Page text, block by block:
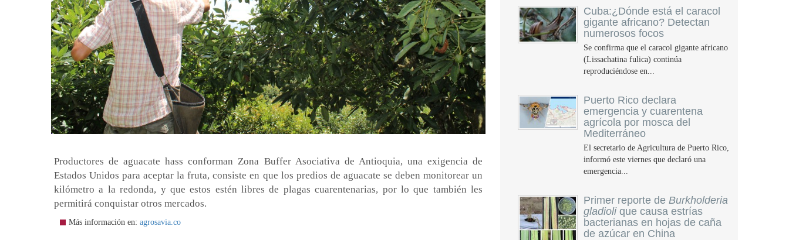
Productores de aguacate hass conforman Zona Buffer Asociativa de Antioquia, una exigencia de
Estados Unidos para aceptar la fruta, consiste en que los predios de aguacate se deben monitorear un
kilómetro a la redonda, y que estos estén libres de plagas cuarentenarias, por lo que también les
permitirá conquistar otros mercados.
Más información en: agrosavia.co
Cuba:¿Dónde está el caracol
gigante africano? Detectan
numerosos focos
Se confirma que el caracol gigante africano
(Lissachatina fulica) continúa
reproduciéndose en...
Puerto Rico declara
emergencia y cuarentena
agrícola por mosca del
Mediterráneo
El secretario de Agricultura de Puerto Rico,
informó este viernes que declaró una
emergencia...
Primer reporte de Burkholderia
gladiolique causa estrías
bacterianas en hojas de caña
de azúcar en China